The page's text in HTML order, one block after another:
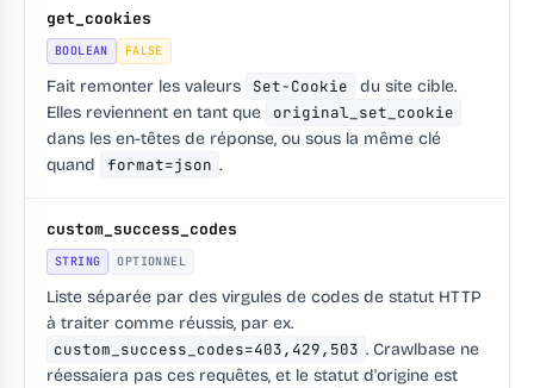
get_cookies
BOOLEAN FALSE
Fait remonter les valeurs Set-Cookie
du site cible.
Elles reviennent en tant que
original_set_cookie
dans les en-têtes de réponse, ou sous la même clé
quand
format=json .
custom_success_codes
STRING OPTIONNEL
Liste séparée par des virgules de codes de statut HTTP
à traiter comme réussis, par ex.
custom_success_codes=403,429,503 . Crawlbase ne
réessaiera pas ces requêtes, et le statut d'origine est